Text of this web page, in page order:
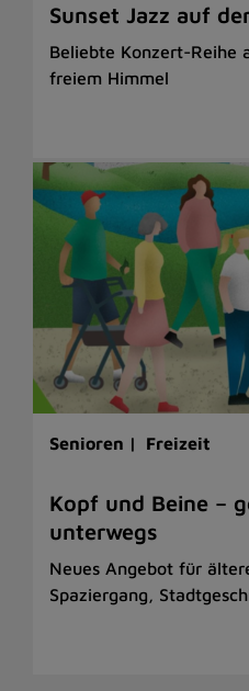
Sunset Jazz auf
Beliebte Konzert-Reihe
freiem Himmel
Senioren | Freizeit
Kopf und Beine –
unterwegs
Neues Angebot für
Spaziergang,